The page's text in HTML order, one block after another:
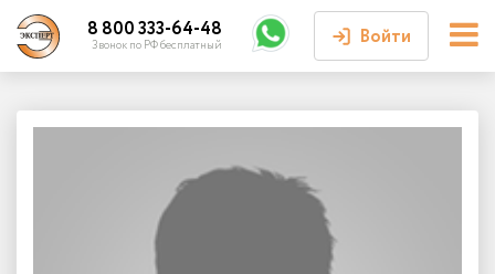
Войти
Войти или
зарегистрироваться
Личный кабинет
8 800 333-64-48
Звонок по РФ бесплатный